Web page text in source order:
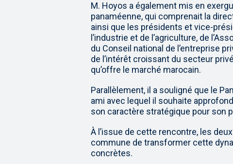
M. Hoyos a également mis en
panaméenne, qui comprenait la
ainsi que les présidents et vice-
l’industrie et de l’agriculture, de
du Conseil national de l’entreprise
de l’intérêt croissant du secteur
qu’offre le marché marocain.
Parallèlement, il a souligné que le
ami avec lequel il souhaite
son caractère stratégique pour son
À l’issue de cette rencontre, les
commune de transformer cette
concrètes.